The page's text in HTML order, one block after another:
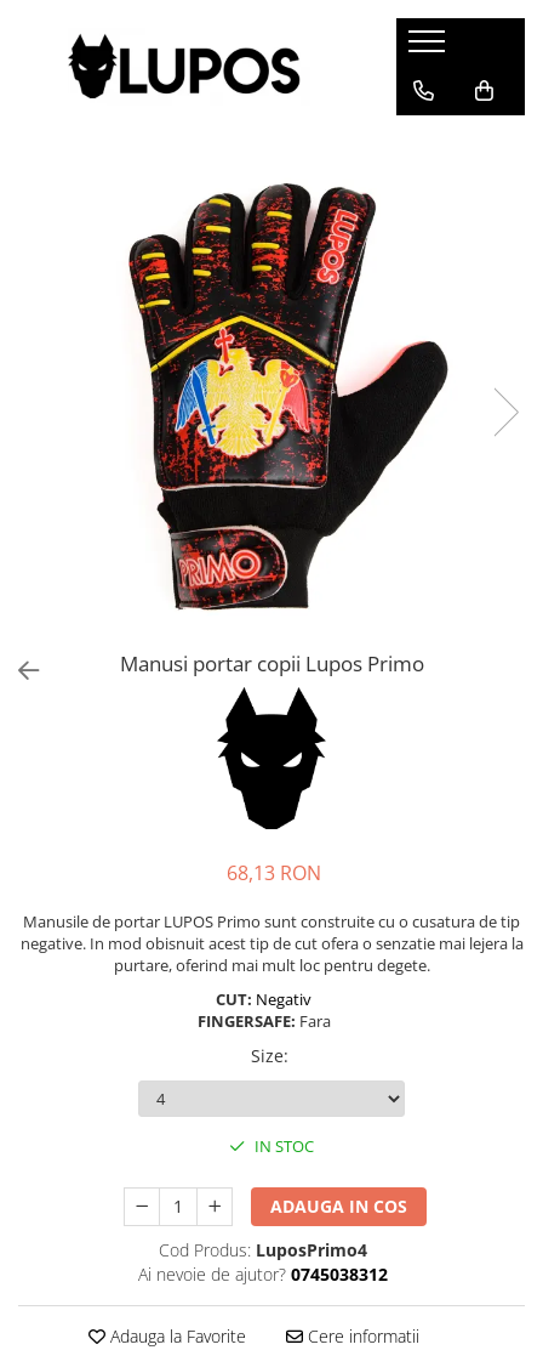
Produse
Manusi portar Marimea 6
Manusi portar marimea 7
Manusi portar marimea 8
Manusi portar marimea 9
Manusi portar marimea 10
Manusi portar marimea 11
Accesorii pentru antrenament
Echipament portar
Echipamente sportive
Manusi portar copii Lupos Primo
68,13 RON
Manusile de portar LUPOS Primo sunt construite cu o cusatura de tip
negative. In mod obisnuit acest tip de cut ofera o senzatie mai lejera la
purtare, oferind mai mult loc pentru degete.
CUT: Negativ
FINGERSAFE: Fara
Size:
IN STOC
ADAUGA IN COS
Cod Produs: LuposPrimo4
Ai nevoie de ajutor? 0745038312
Adauga la Favorite Cere informatii